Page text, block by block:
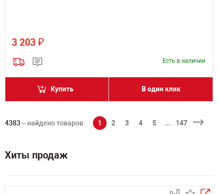
3 203 ₽
Есть в наличии
Купить В один клик
4383 – найдено товаров 1 2 3 4 5 ... 147
Хиты продаж